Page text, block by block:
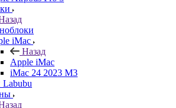
iMac
Назад
Apple iMac
iMac 24 2023 M3